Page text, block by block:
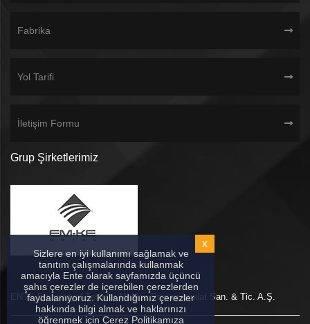
Fabrika
Yol Tarifi
İletişim Formu
Grup Şirketlerimiz
ENTE Endüstriyel Tesisler Makine Proses İmalat San. & Tic. A.Ş.
Sizlere en iyi kullanımı sağlamak ve
tanıtım çalışmalarında kullanmak
amacıyla Ente olarak sayfamızda üçüncü
şahıs çerezler de içerebilen çerezlerden
faydalanıyoruz. Kullandığımız çerezler
hakkında bilgi almak ve haklarınızı
öğrenmek için Çerez Politikamıza
x